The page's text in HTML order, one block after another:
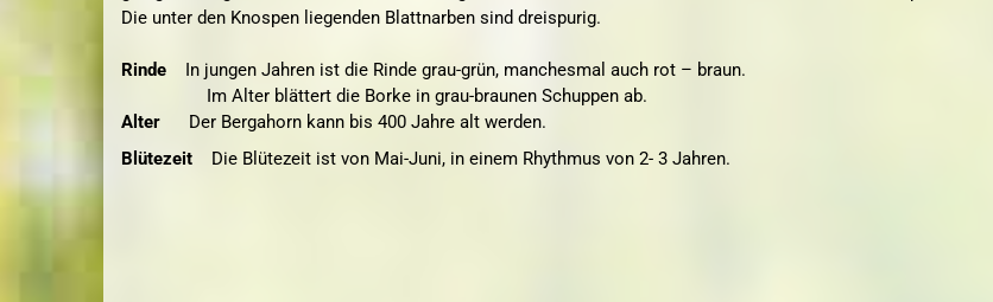
Die unter den Knospen liegenden Blattnarben sind dreispurig.
Rinde In jungen Jahren ist die Rinde grau-grün, manchesmal auch rot – braun.
Im Alter blättert die Borke in grau-braunen Schuppen ab.
Alter
Der Bergahorn kann bis 400 Jahre alt werden.
Blütezeit
Die Blütezeit ist von Mai-Juni, in einem Rhythmus von 2- 3 Jahren.